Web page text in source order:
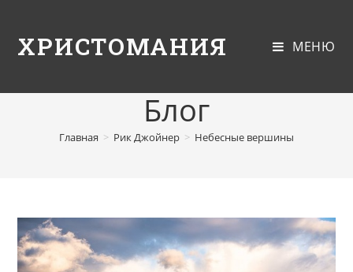
ХРИСТОМАНИЯ МЕНЮ
Блог
Главная > Рик Джойнер > Небесные вершины